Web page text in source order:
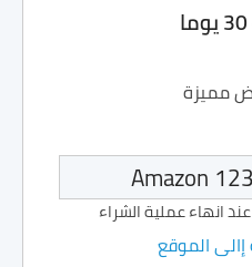
مميزة
انهاء عملية الشراء
إالى الموقع